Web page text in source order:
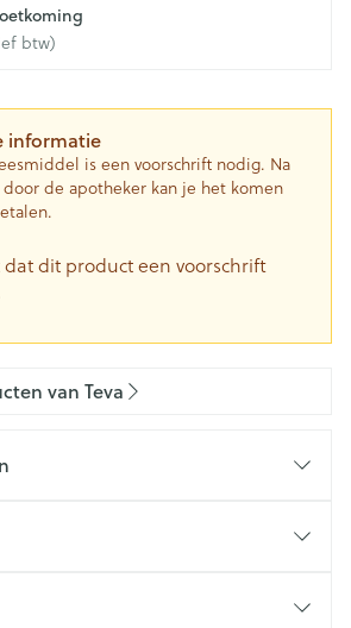
btw)
informatie
is een voorschrift nodig. Na
de apotheker kan je het komen
dat dit product een voorschrift
van Teva